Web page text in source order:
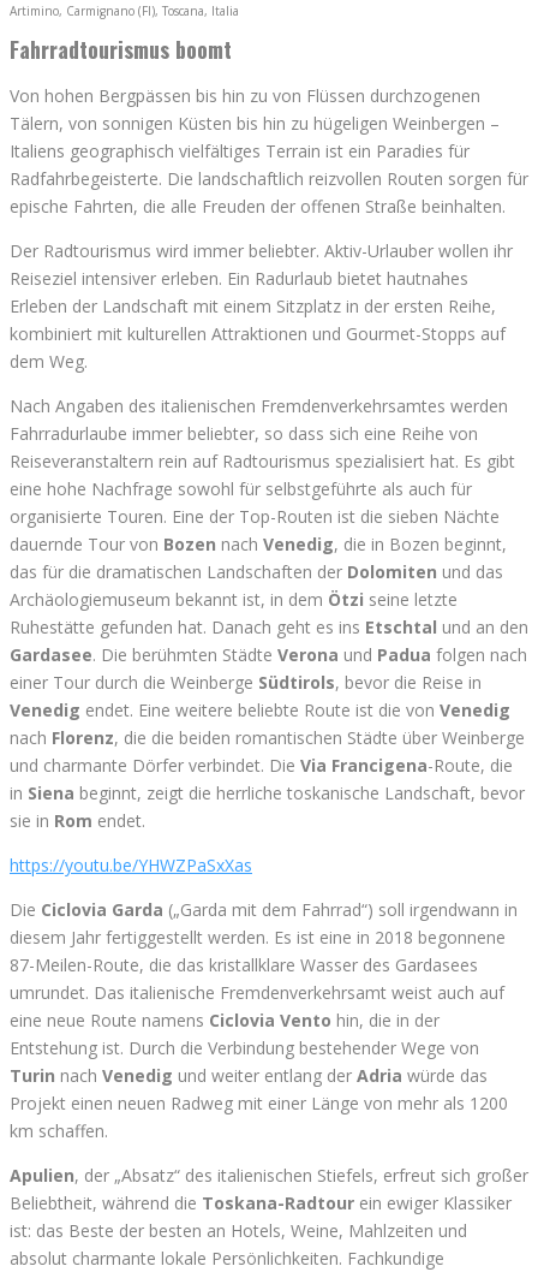
Artimino, Carmignano (FI), Toscana, Italia
Fahrradtourismus boomt
Von hohen Bergpässen bis hin zu von Flüssen durchzogenen
Tälern, von sonnigen Küsten bis hin zu hügeligen Weinbergen –
Italiens geographisch vielfältiges Terrain ist ein Paradies für
Radfahrbegeisterte. Die landschaftlich reizvollen Routen sorgen für
epische Fahrten, die alle Freuden der offenen Straße beinhalten.
Der Radtourismus wird immer beliebter. Aktiv-Urlauber wollen ihr
Reiseziel intensiver erleben. Ein Radurlaub bietet hautnahes
Erleben der Landschaft mit einem Sitzplatz in der ersten Reihe,
kombiniert mit kulturellen Attraktionen und Gourmet-Stopps auf
dem Weg.
Nach Angaben des italienischen Fremdenverkehrsamtes werden
Fahrradurlaube immer beliebter, so dass sich eine Reihe von
Reiseveranstaltern rein auf Radtourismus spezialisiert hat. Es gibt
eine hohe Nachfrage sowohl für selbstgeführte als auch für
organisierte Touren. Eine der Top-Routen ist die sieben Nächte
dauernde Tour von Bozen nach Venedig, die in Bozen beginnt,
das für die dramatischen Landschaften der Dolomiten und das
Archäologiemuseum bekannt ist, in dem Ötzi seine letzte
Ruhestätte gefunden hat. Danach geht es ins Etschtal und an den
Gardasee. Die berühmten Städte Verona und Padua folgen nach
einer Tour durch die Weinberge Südtirols, bevor die Reise in
Venedig endet. Eine weitere beliebte Route ist die von Venedig
nach Florenz, die die beiden romantischen Städte über Weinberge
und charmante Dörfer verbindet. Die Via Francigena-Route, die
in Siena beginnt, zeigt die herrliche toskanische Landschaft, bevor
sie in Rom endet.
https://youtu.be/YHWZPaSxXas
Die Ciclovia Garda („Garda mit dem Fahrrad“) soll irgendwann in
diesem Jahr fertiggestellt werden. Es ist eine in 2018 begonnene
87-Meilen-Route, die das kristallklare Wasser des Gardasees
umrundet. Das italienische Fremdenverkehrsamt weist auch auf
eine neue Route namens Ciclovia Vento hin, die in der
Entstehung ist. Durch die Verbindung bestehender Wege von
Turin nach Venedig und weiter entlang der Adria würde das
Projekt einen neuen Radweg mit einer Länge von mehr als 1200
km schaffen.
Apulien, der „Absatz“ des italienischen Stiefels, erfreut sich großer
Beliebtheit, während die Toskana-Radtour ein ewiger Klassiker
ist: das Beste der besten an Hotels, Weine, Mahlzeiten und
absolut charmante lokale Persönlichkeiten. Fachkundige